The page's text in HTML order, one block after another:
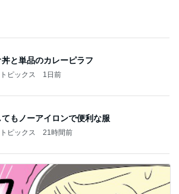
もノーアイロンで便利な服
ピックス 21時間前